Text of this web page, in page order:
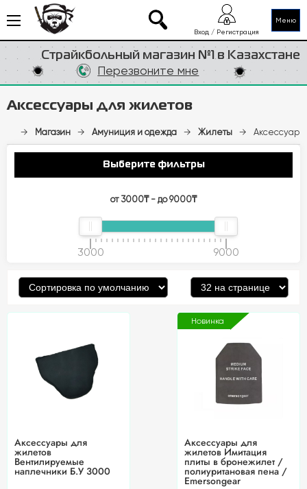
Меню
Страйкбольный магазин №1 в Казахстане
Вход / Регистрация
Перезвоните мне
Аксессуары для жилетов
→ Магазин → Амуниция и одежда → Жилеты →
Выберите фильтры
от 3000₸ - до 9000₸
3000 9000
Аксессуары для
жилетов
Вентилируемые
наплечники Б.У 3000
Аксессуары для
жилетов Имитация
плиты в бронежилет /
полиуритановая пена /
Emersongear
Новинка